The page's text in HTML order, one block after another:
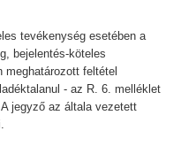
tevékenység esetében a
bejelentés-köteles
meghatározott feltétel
- az R. 6. melléklet
jegyző az általa vezetett